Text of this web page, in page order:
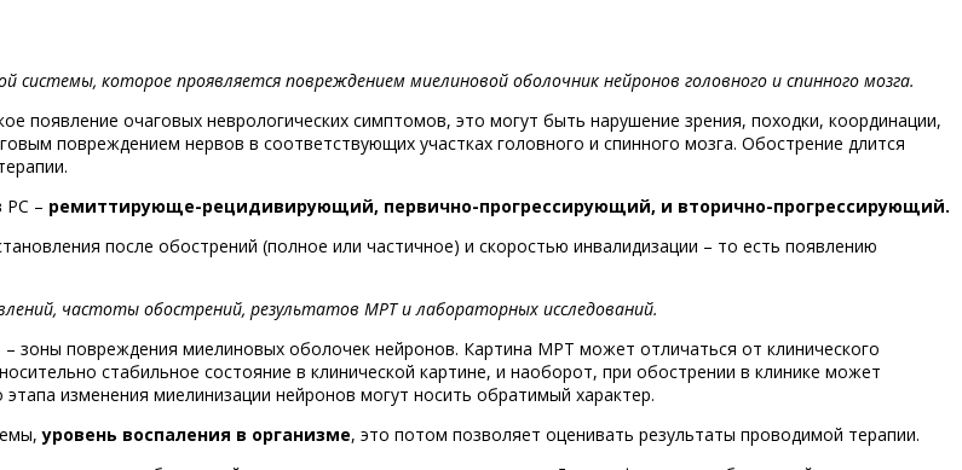
системы, которое проявляется повреждением миелиновой оболочник нейронов головного и спинного мозга.
появление очаговых неврологических симптомов, это могут быть нарушение зрения, походки, координации,
повреждением нервов в соответствующих участках головного и спинного мозга. Обострение длится
РС – ремиттирующе-рецидивирующий, первично-прогрессирующий, и вторично-прогрессирующий.
после обострений (полное или частичное) и скоростью инвалидизации – то есть появлению
частоты обострений, результатов МРТ и лабораторных исследований.
– зоны повреждения миелиновых оболочек нейронов. Картина МРТ может отличаться от клинического
стабильное состояние в клинической картине, и наоборот, при обострении в клинике может
изменения миелинизации нейронов могут носить обратимый характер.
уровень воспаления в организме, это потом позволяет оценивать результаты проводимой терапии.